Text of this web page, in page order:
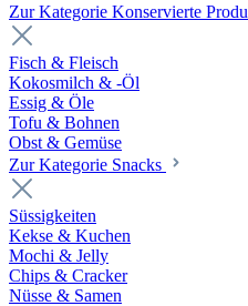
Zur Kategorie Konservierte
Fisch & Fleisch
Kokosmilch & -Öl
Essig & Öle
Tofu & Bohnen
Obst & Gemüse
Zur Kategorie Snacks
Süssigkeiten
Kekse & Kuchen
Mochi & Jelly
Chips & Cracker
Nüsse & Samen